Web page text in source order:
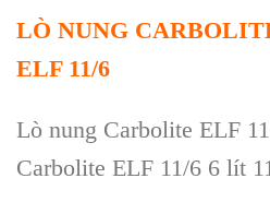
LÒ NUNG
ELF 11/6
Lò nung Carbolite ELF
Carbolite ELF 11/6 6 lít